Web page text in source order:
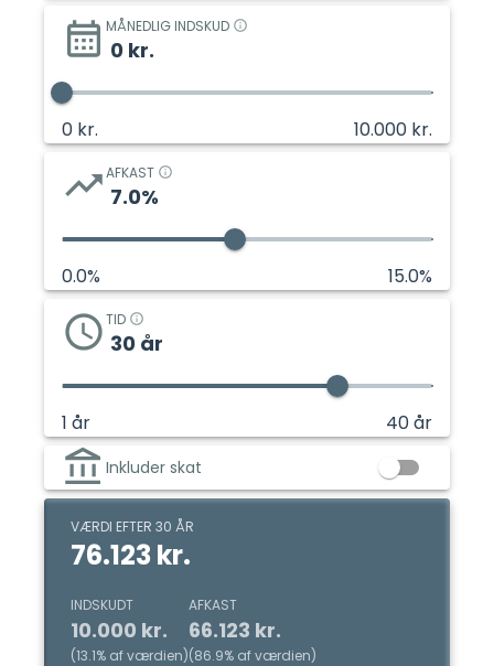
MÅNEDLIG INDSKUD
0 kr.
0 kr. 10.000 kr.
AFKAST
7.0%
0.0% 15.0%
TID
30 år
1 år 40år
Inkluder skat
VÆRDI EFTER 30 ÅR
76.123 kr.
INDSKUDT
10.000 kr.
(13.1% af værdien)
AFKAST
66.123 kr.
(86.9% af værdien)